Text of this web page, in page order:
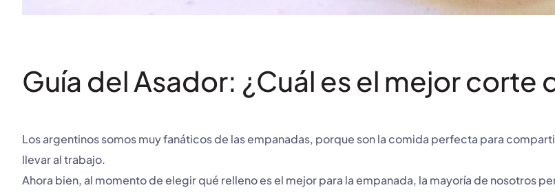
Guía del Asador: ¿Cuál es el mejor corte
Los argentinos somos muy fanáticos de las empanadas, porque son la comida perfecta para
llevar al trabajo.
Ahora bien, al momento de elegir qué relleno es el mejor para la empanada, la mayoría de nosotros